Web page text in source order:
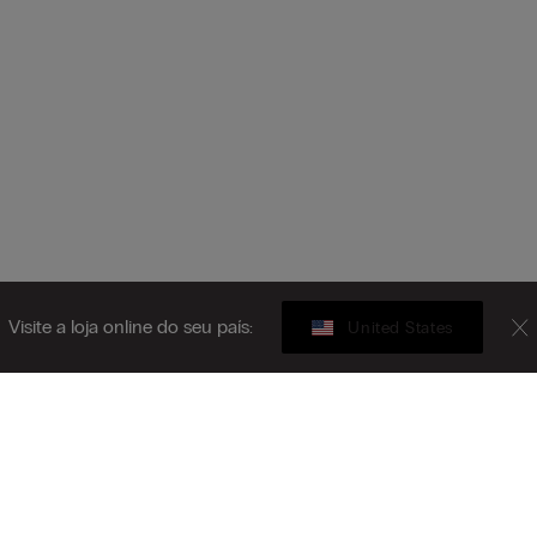
Visite a loja online do seu país: United States